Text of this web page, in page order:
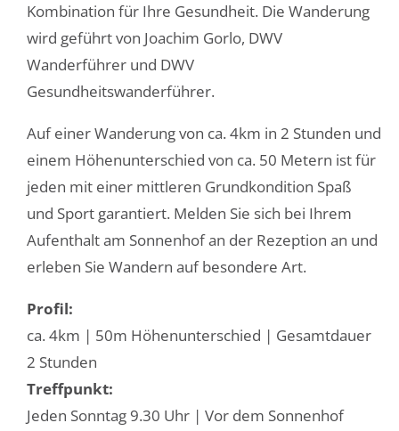
Kombination für Ihre Gesundheit. Die Wanderung
wird geführt von Joachim Gorlo, DWV
Wanderführer und DWV
Gesundheitswanderführer.
Auf einer Wanderung von ca. 4km in 2 Stunden und
einem Höhenunterschied von ca. 50 Metern ist für
jeden mit einer mittleren Grundkondition Spaß
und Sport garantiert. Melden Sie sich bei Ihrem
Aufenthalt am Sonnenhof an der Rezeption an und
erleben Sie Wandern auf besondere Art.
Profil:
ca. 4km | 50m Höhenunterschied | Gesamtdauer
2 Stunden
Treffpunkt:
Jeden Sonntag 9.30 Uhr | Vor dem Sonnenhof